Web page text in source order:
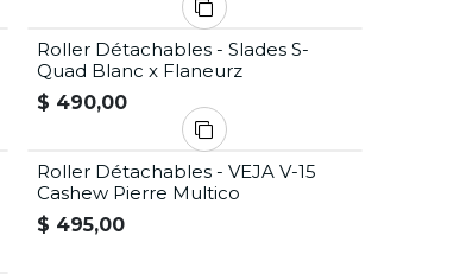
Roller Détachables - Slades S-
Quad Blanc x Flaneurz
$ 490,00
Roller Détachables - VEJA V-15
Cashew Pierre Multico
$ 495,00